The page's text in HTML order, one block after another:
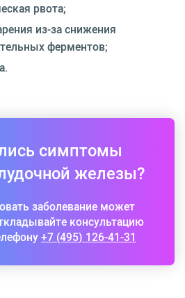
рвота;
из-за снижения
ферментов;
симптомы
железы?
заболевание может
консультацию
+7 (495) 126-41-31